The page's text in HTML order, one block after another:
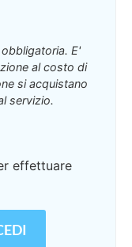
E'
al costo di
si acquistano
servizio.
effettuare